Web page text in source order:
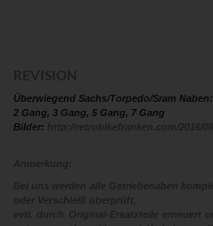
Überwiegend Sachs/Torpedo/Sram Naben:
2 Gang, 3 Gang, 5 Gang, 7 Gang
Bilder: